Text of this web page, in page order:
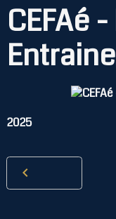
CEFAé
2025